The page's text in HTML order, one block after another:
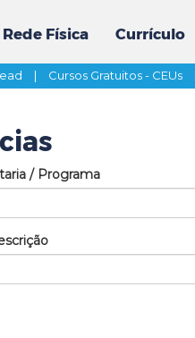
Rede Física Currículo
| Cursos Gratuitos - CEUs
/ Programa